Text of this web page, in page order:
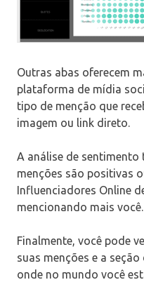
Outras abas oferecem
plataforma de mídia
tipo de menção que
imagem ou link direto.
A análise de sentimento
menções são positivas
Influenciadores Online
mencionando mais você.
Finalmente, você pode
suas menções e a
onde no mundo você